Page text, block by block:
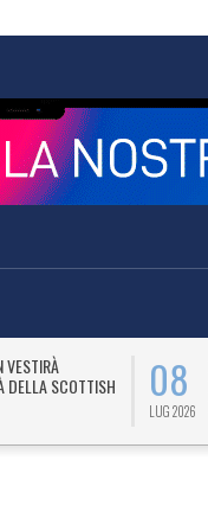
VESTIRÀ
DELLA SCOTTISH
08
LUG 2026